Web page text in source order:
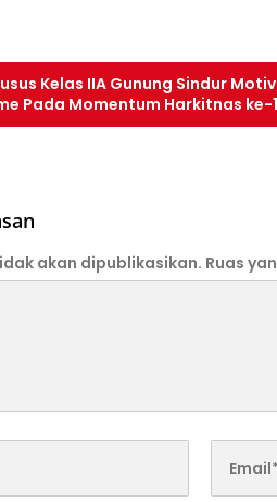
Kelas IIA Gunung Sindur
Pada Momentum Harkitnas ke-
akan dipublikasikan. Ruas